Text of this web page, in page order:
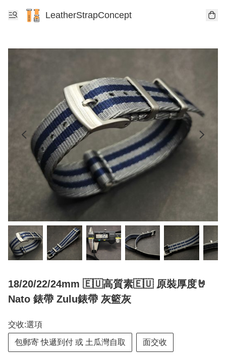
LeatherStrapConcept
18/20/22/24mm 🇪🇺高質素🇪🇺 原裝厚度🤘
Nato 錶帶 Zulu錶帶 灰籃灰
交收:選項
包郵寄 快遞到付 或 土瓜灣自取 面交收